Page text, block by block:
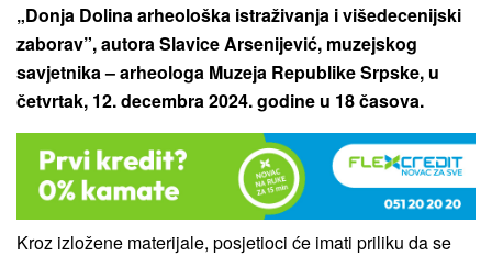
„Donja Dolina arheološka istraživanja i višedecenijski
zaborav”, autora Slavice Arsenijević, muzejskog
savjetnika – arheologa Muzeja Republike Srpske, u
četvrtak, 12. decembra 2024. godine u 18 časova.
Kroz izložene materijale, posjetioci će imati priliku da se